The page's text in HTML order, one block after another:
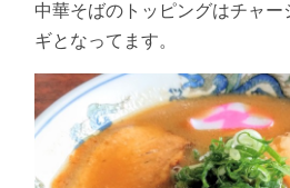
中華そばのトッピングはチャ
ギとなってます。